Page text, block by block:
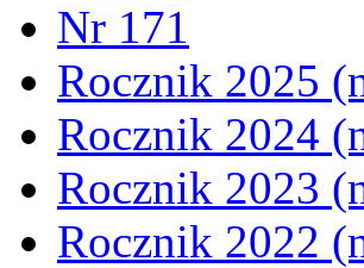
Nr 171
Rocznik 2025
Rocznik 2024
Rocznik 2023
Rocznik 2022